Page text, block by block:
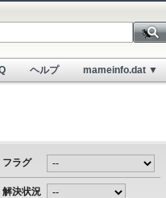
ヘルプ mameinfo.dat ▼
フラグ
解決状況